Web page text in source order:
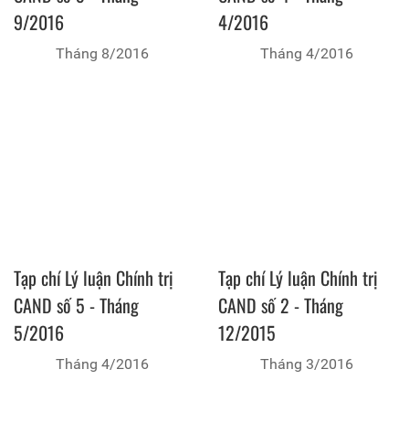
9/2016
Tháng 8/2016
4/2016
Tháng 4/2016
Tạp chí Lý luận Chính trị
CAND số 5 - Tháng
5/2016
Tháng 4/2016
Tạp chí Lý luận Chính trị
CAND số 2 - Tháng
12/2015
Tháng 3/2016